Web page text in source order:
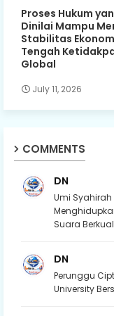
Proses Hukum
Dinilai Mampu
Stabilitas
Tengah
Global
July 11, 2026
COMMENTS
DN
Umi
Suara
DN
Perunggu
University